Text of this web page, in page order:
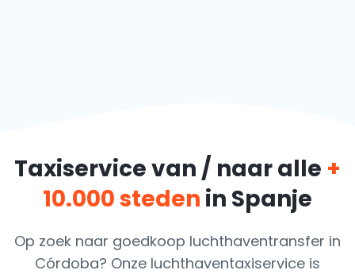
Taxiservice van / naar alle +
10.000 steden in Spanje
Op zoek naar goedkoop luchthaventransfer in
Córdoba? Onze luchthaventaxiservice is